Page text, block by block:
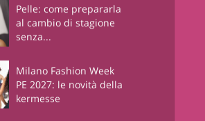
Pelle: come prepararla
al cambio di stagione
senza...
Milano Fashion Week
PE 2027: le novità della
kermesse